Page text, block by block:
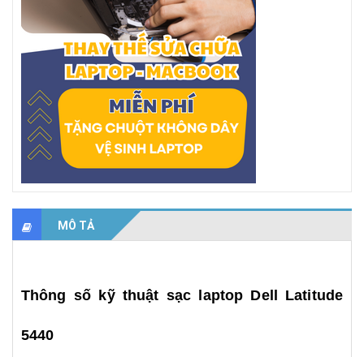
MÔ TẢ
Thông số kỹ thuật sạc laptop Dell Latitude
5440